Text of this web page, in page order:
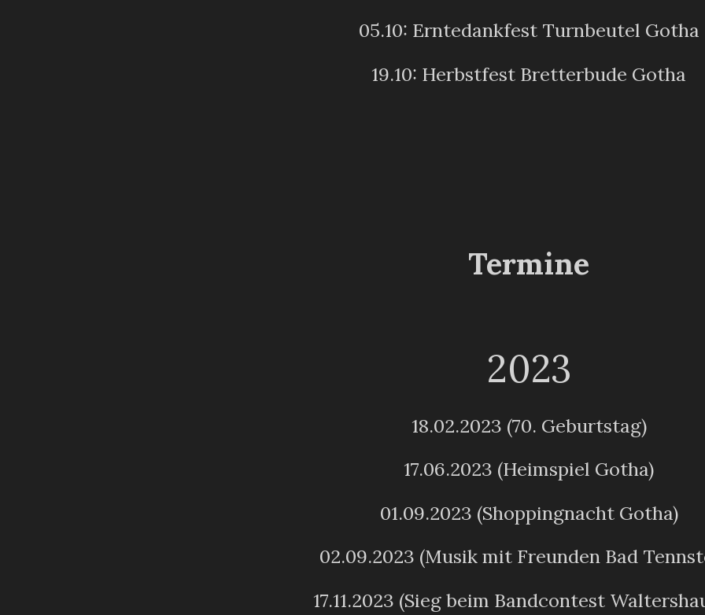
05.10: Erntedankfest Turnbeutel Gotha
19.10: Herbstfest Bretterbude Gotha
Termine
2023
18.02.2023 (70. Geburtstag)
17.06.2023 (Heimspiel Gotha)
01.09.2023 (Shoppingnacht Gotha)
02.09.2023 (Musik mit Freunden Bad
17.11.2023 (Sieg beim Bandcontest